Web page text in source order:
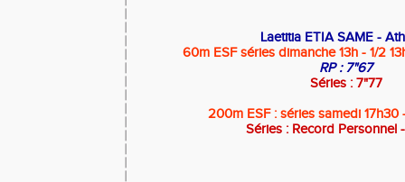
Laetitia ETIA SAME -
60m ESF séries dimanche 13h - 1/2
RP : 7"67
Séries : 7"77
200m ESF : séries samedi 17h30
Séries : Record Personnel